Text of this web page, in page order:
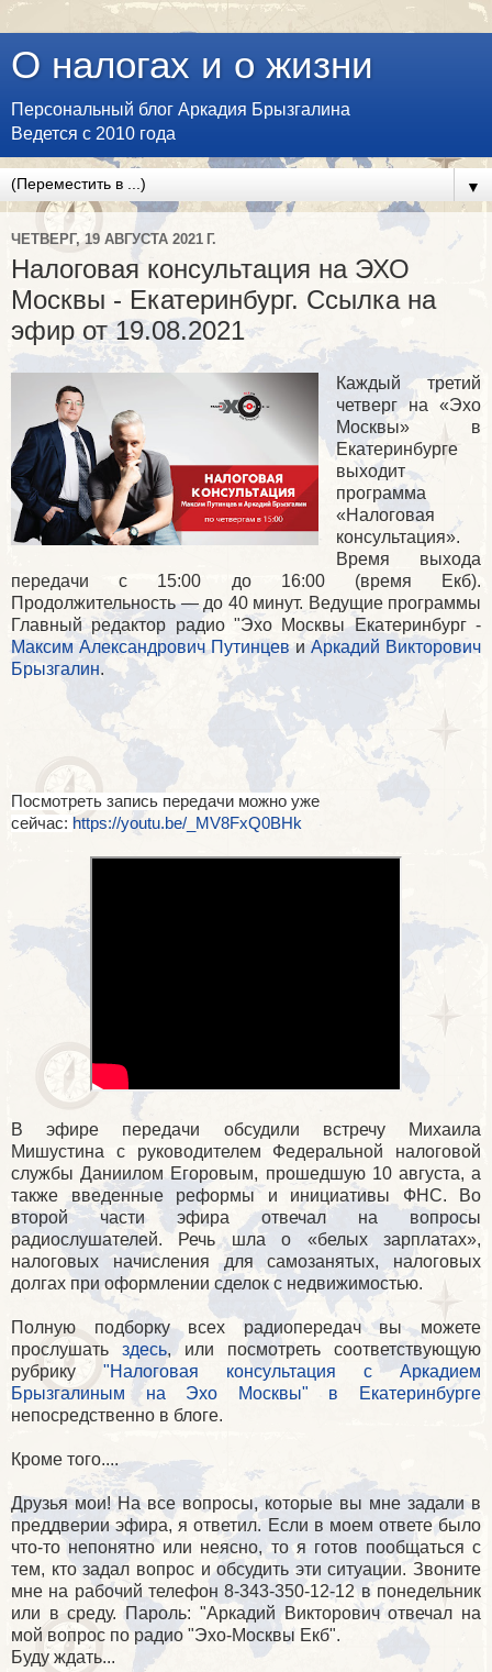
О налогах и о жизни
Персональный блог Аркадия Брызгалина
Ведется с 2010 года
▼
ЧЕТВЕРГ, 19 АВГУСТА 2021 Г.
Налоговая консультация на ЭХО
Москвы - Екатеринбург. Ссылка на
эфир от 19.08.2021
Каждый третий
четверг на «Эхо
Москвы» в
Екатеринбурге
выходит
программа
«Налоговая
консультация».
Время выхода
передачи с 15:00 до 16:00 (время Екб).
Продолжительность — до 40 минут. Ведущие программы
Главный редактор радио "Эхо Москвы Екатеринбург -
Максим Александрович ПутинцевиАркадий Викторович
Брызгалин.
Посмотреть запись передачи можно уже
сейчас: https://youtu.be/_MV8FxQ0BHk
В эфире передачи обсудили встречу Михаила
Мишустина с руководителем Федеральной налоговой
службы Даниилом Егоровым, прошедшую 10 августа, а
также введенные реформы и инициативы ФНС. Во
второй части эфира отвечал на вопросы
радиослушателей. Речь шла о «белых зарплатах»,
налоговых начисления для самозанятых, налоговых
долгах при оформлении сделок с недвижимостью.
Полную подборку всех радиопередач вы можете
прослушать здесь, или посмотреть соответствующую
рубрику "Налоговая консультация с Аркадием
Брызгалиным на Эхо Москвы" в Екатеринбурге
непосредственно в блоге.
Кроме того....
Друзья мои! На все вопросы, которые вы мне задали в
преддверии эфира, я ответил. Если в моем ответе было
что-то непонятно или неясно, то я готов пообщаться с
тем, кто задал вопрос и обсудить эти ситуации. Звоните
мне на рабочий телефон 8-343-350-12-12 в понедельник
или в среду. Пароль: "Аркадий Викторович отвечал на
мой вопрос по радио "Эхо-Москвы Екб".
Буду ждать...